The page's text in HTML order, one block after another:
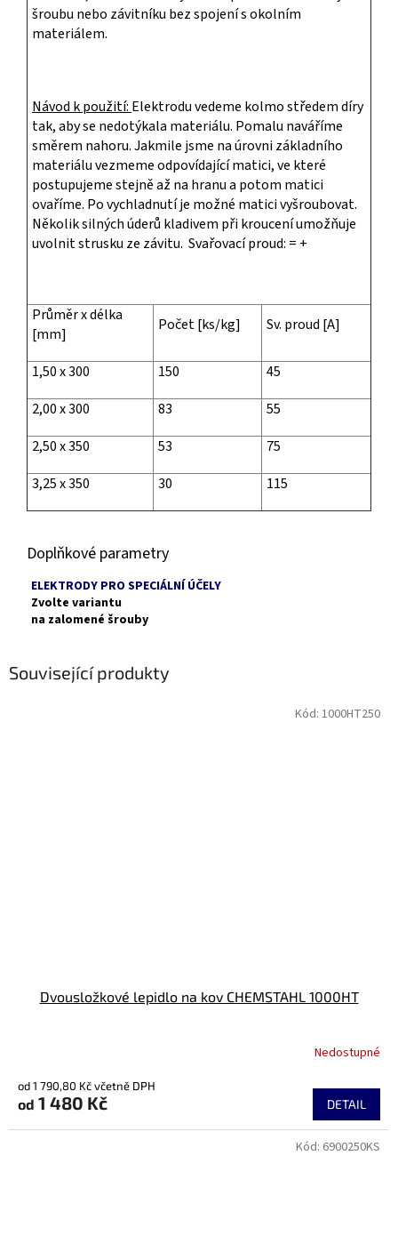
šroubu nebo závitníku bez spojení s okolním
materiálem.
Návod k použití: Elektrodu vedeme kolmo středem díry
tak, aby se nedotýkala materiálu. Pomalu naváříme
směrem nahoru. Jakmile jsme na úrovni základního
materiálu vezmeme odpovídající matici, ve které
postupujeme stejně až na hranu a potom matici
ovaříme. Po vychladnutí je možné matici vyšroubovat.
Několik silných úderů kladivem při kroucení umožňuje
uvolnit strusku ze závitu. Svařovací proud: = +
Průměr x délka
[mm]
Počet [ks/kg] Sv. proud [A]
1,50 x 300 150
45
2,00 x 300
83
55
2,50 x 350
53
75
3,25 x 350
30 115
Doplňkové parametry
ELEKTRODY PRO SPECIÁLNÍ ÚČELY
Zvolte variantu
na zalomené šrouby
Související produkty
Dvousložkové lepidlo na kov CHEMSTAHL 1000HT
Nedostupné
od 1 790,80 Kč včetně DPH
od 1 480 Kč DETAIL
Kód: 1000HT250
Kód: 6900250KS